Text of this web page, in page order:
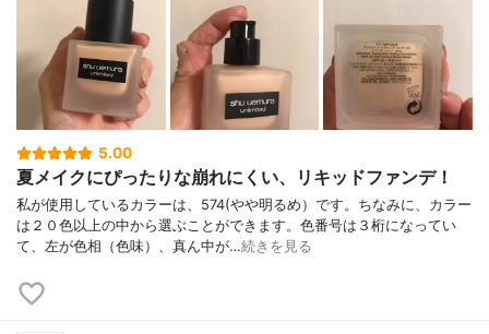
5.00
夏メイクにぴったりな崩れにくい、リキッドファンデ！
私が使用しているカラーは、574(やや明るめ）です。ちなみに、カラー
は２０色以上の中から選ぶことができます。色番号は３桁になってい
て、左が色相（色味）、真ん中が…続きを見る